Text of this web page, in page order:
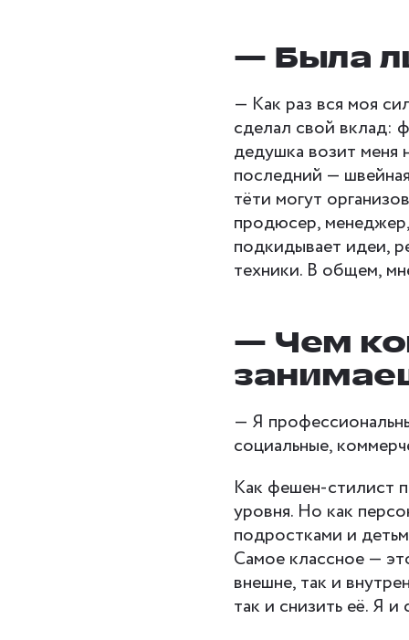
— Была
— Как раз вся моя
сделал свой вклад:
дедушка возит меня
последний —
тёти могут
продюсер,
подкидывает идеи,
техники. В общем,
— Чем
— Я
социальные,
Как фешен-стилист
уровня. Но как
подростками и
Самое классное —
внешне, так и
так и снизить её. Я